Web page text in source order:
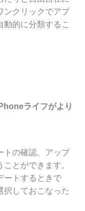
ンクリックでアプ
動的に分類するこ
ライフがより
トの確認、アップ
とができます。
ートするときで
択しておこなった